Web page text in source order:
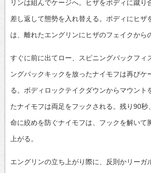
リンは組んでケージへ。ヒザをボディに蹴り
差し返して態勢を入れ替える。ボディにヒザ
は、離れたエングリンにヒザのフェイクから
すぐに前に出てロー、スピニングバックフィ
ングバックキックを放ったナイモフは再びケ
る。ボディロックテイクダウンからマウント
たナイモフは両足をフックされる。残り90秒
命に絞めを防ぐナイモフは、フックを解いて
上がる。
エングリンの立ち上がり際に、反則かリーガ